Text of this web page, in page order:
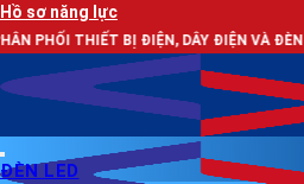
Hồ sơ năng lực
ĐIỆN, DÂY ĐIỆN VÀ ĐÈN LED CHIẾU SÁNG
ĐÈN LED